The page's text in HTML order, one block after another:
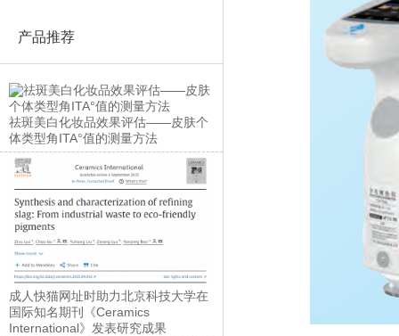
产品推荐
祛斑美白化妆品效果评估——皮肤个
体类型角ITA°值的测量方法
成人快猫网址时助力北京科技大学在
国际知名期刊《Ceramics
International》发表研究成果